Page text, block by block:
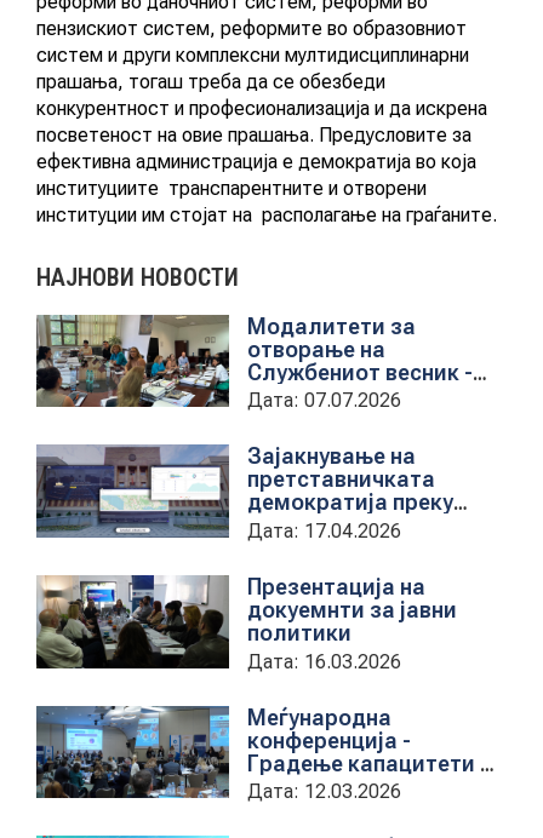
пензискиот систем, реформите во образовниот
систем и други комплексни мултидисциплинарни
прашања, тогаш треба да се обезбеди
конкурентност и професионализација и да искрена
посветеност на овие прашања. Предусловите за
ефективна администрација е демократија во која
институциите транспарентните и отворени
институции им стојат на располагање на граѓаните.
НАЈНОВИ НОВОСТИ
Модалитети за
отворање на
Службениот весник -
Средба со
претставници на ЈП
службен весник
Дата: 07.07.2026
Зајакнување на
претставничката
демократија преку
дигитална алатка
kancelarii.sobranie.mk
Дата: 17.04.2026
Презентација на
докуемнти за јавни
политики
Дата: 16.03.2026
Меѓународна
конференција -
Градење капацитети на
институциите за обука
на државни
Дата: 12.03.2026